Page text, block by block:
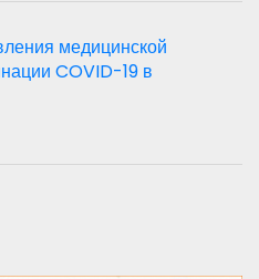
медицинской
COVID-19 в